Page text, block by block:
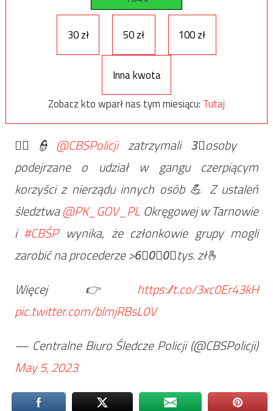
30 zł 50 zł 100 zł
Inna kwota
Zobacz kto wparł nas tym miesiącu: Tutaj
👮‍♀️👮 @CBSPolicjizatrzymali 3⃣osoby
podejrzane o udział w gangu czerpiącym
korzyści z nierządu innych osób 💪 Z ustaleń
śledztwa@PK_GOV_PL Okręgowej w Tarnowie
i #CBŚPwynika, że członkowie grupy mogli
zarobić na procederze >6⃣0⃣0⃣tys. zł🫰
Więcej👉 https://t.co/3xc0Er43kH
pic.twitter.com/blmjRBsL0V
— Centralne Biuro Śledcze Policji (@CBSPolicji)
May 5, 2023